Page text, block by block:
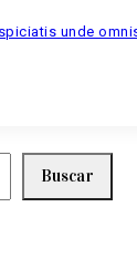
unde
Buscar